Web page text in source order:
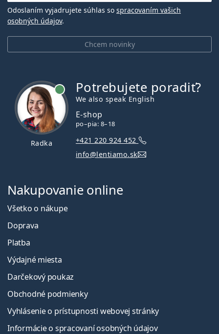
Chcem novinky
Odoslaním vyjadrujete súhlas so spracovaním vašich
osobných údajov.
Radka
Potrebujete poradiť?
We also speak English
E-shop
po–pia: 8–18
+421 220 924 452
info@lentiamo.sk
Nakupovanie online
Všetko o nákupe
Doprava
Platba
Výdajné miesta
Darčekový poukaz
Obchodné podmienky
Vyhlásenie o prístupnosti webovej stránky
Informácie o spracovaní osobných údajov